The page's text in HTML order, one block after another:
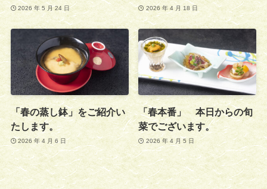
2026 年 5 月 24 日 2026 年 4 月 18 日
「春の蒸し鉢」をご紹介い
たします。
2026 年 4 月 6 日
「春本番」 本日からの旬
菜でございます。
2026 年 4 月 5 日